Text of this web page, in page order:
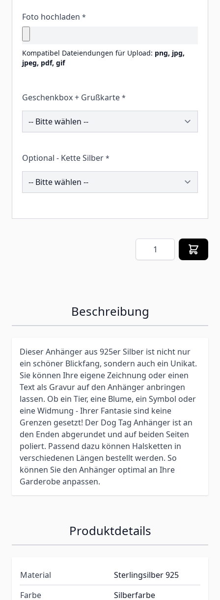
Foto hochladen *
Kompatibel Dateiendungen für Upload: png, jpg,
jpeg, pdf, gif
Geschenkbox + Grußkarte *
260180
Optional - Kette Silber *
206227
Menge
Beschreibung
Dieser Anhänger aus 925er Silber ist nicht nur
ein schöner Blickfang, sondern auch ein Unikat.
Sie können Ihre eigene Zeichnung oder einen
Text als Gravur auf den Anhänger anbringen
lassen. Ob ein Tier, eine Blume, ein Symbol oder
eine Widmung - Ihrer Fantasie sind keine
Grenzen gesetzt! Der Dog Tag Anhänger ist an
den Enden abgerundet und auf beiden Seiten
poliert. Passend dazu können Halsketten in
verschiedenen Längen bestellt werden. So
können Sie den Anhänger optimal an Ihre
Garderobe anpassen.
Produktdetails
Material
Sterlingsilber 925
Farbe
Silberfarbe